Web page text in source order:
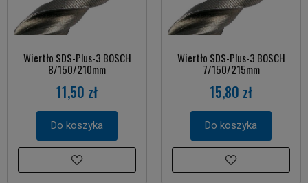
Wiertło SDS-Plus-3 BOSCH
8/150/210mm
11,50 zł
Do koszyka
Wiertło SDS-Plus-3 BOSCH
7/150/215mm
15,80 zł
Do koszyka